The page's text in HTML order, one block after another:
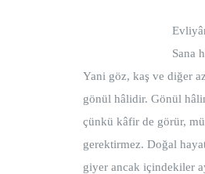
Sana
Yani göz, kaş ve diğer
gönül hâlidir. Gönül
çünkü kâfir de görür,
gerektirmez. Doğal
giyer ancak içindekiler